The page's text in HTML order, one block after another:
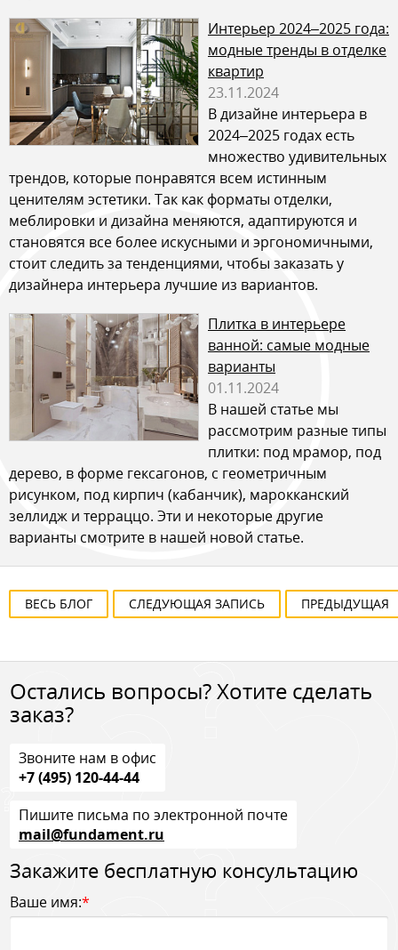
Интерьер 2024–2025 года:
модные тренды в отделке
квартир
23.11.2024
В дизайне интерьера в
2024–2025 годах есть
множество удивительных
трендов, которые понравятся всем истинным
ценителям эстетики. Так как форматы отделки,
меблировки и дизайна меняются, адаптируются и
становятся все более искусными и эргономичными,
стоит следить за тенденциями, чтобы заказать у
дизайнера интерьера лучшие из вариантов.
Плитка в интерьере
ванной: самые модные
варианты
01.11.2024
В нашей статье мы
рассмотрим разные типы
плитки: под мрамор, под
дерево, в форме гексагонов, с геометричным
рисунком, под кирпич (кабанчик), марокканский
зеллидж и терраццо. Эти и некоторые другие
варианты смотрите в нашей новой статье.
ВЕСЬ БЛОГ СЛЕДУЮЩАЯ ЗАПИСЬ ПРЕДЫДУЩАЯ
Остались вопросы? Хотите сделать
заказ?
Звоните нам в офис
+7 (495) 120-44-44
Пишите письма по электронной почте
mail@fundament.ru
Закажите бесплатную консультацию
Ваше имя:*